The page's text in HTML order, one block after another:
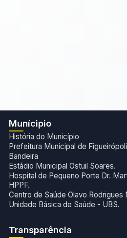
Munícipio
História do Município
Prefeitura Municipal de
Bandeira
Estádio Municipal Ostuil Soares.
Hospital de Pequeno Porte Dr.
HPPF.
Centro de Saúde Olavo Rodrigues
Unidade Básica de Saúde - UBS.
Transparência